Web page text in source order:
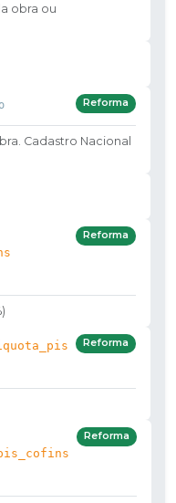
obra ou
Reforma
Cadastro Nacional
Reforma
Reforma
Reforma